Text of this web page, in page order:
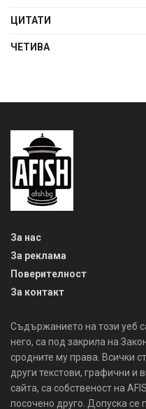
ЦИТАТИ
ЧЕТИВА
За нас
За реклама
Поверителност
За контакт
Съдържанието на този уеб
него, са под закрила на
сродните му права. Всички
други текстови, графични и
сайта, са собственост на
посочено друго. Допуска се